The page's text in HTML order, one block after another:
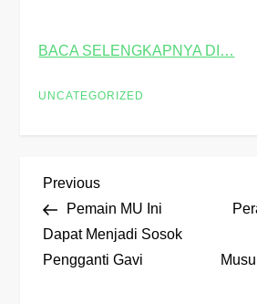
BACA SELENGKAPNYA DI…
UNCATEGORIZED
P
o
s
Previous
Post
Previous
Pemain MU Ini
Dapat Menjadi Sosok
Pengganti Gavi